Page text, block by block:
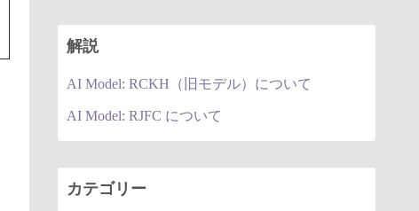
解説
AI Model: RCKH（旧モデル）について
AI Model: RJFC について
カテゴリー